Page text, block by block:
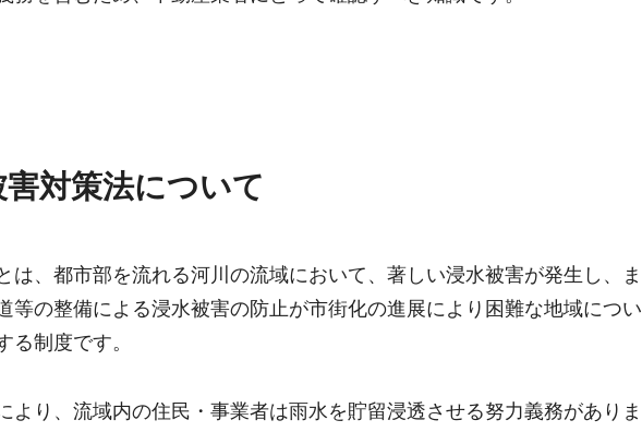
対策法について
は、都市部を流れる河川の流域において、著しい浸水被害が発生し、
等の整備による浸水被害の防止が市街化の進展により困難な地域につ
る制度です。
より、流域内の住民・事業者は雨水を貯留浸透させる努力義務があり